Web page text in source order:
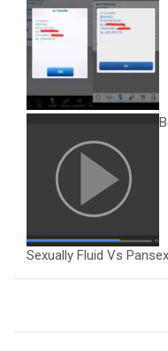
Sexually Fluid Vs